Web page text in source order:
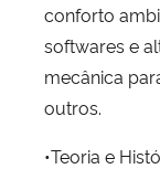
conforto
softwares e
mecânica
outros.
•Teoria e